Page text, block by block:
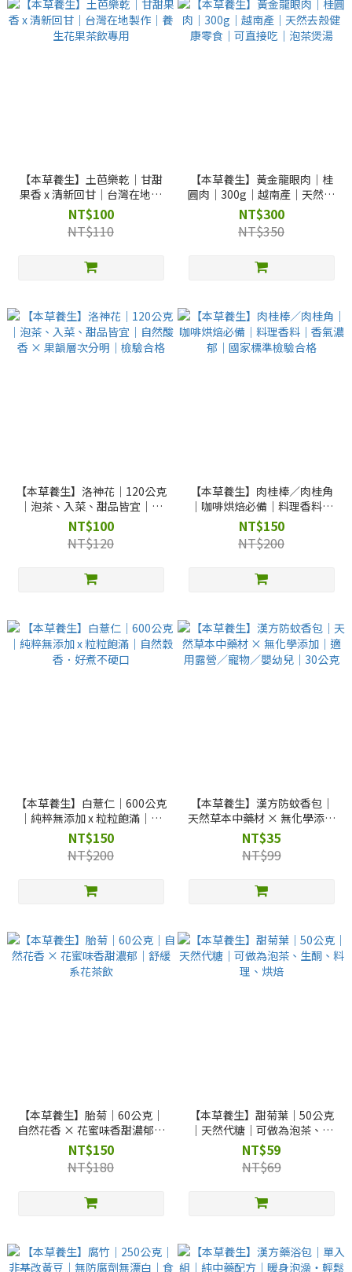
【本草養生】土芭樂乾｜甘甜
果香 x 清新回甘｜台灣在地製
作｜養生花果茶飲專用
NT$100
NT$110
【本草養生】黃金龍眼肉｜桂
圓肉｜300g｜越南產｜天然去
殼健康零食｜可直接吃｜泡茶
煲湯
NT$300
NT$350
【本草養生】洛神花｜120公克
｜泡茶、入菜、甜品皆宜｜自
然酸香 × 果韻層次分明｜檢驗
合格
NT$100
NT$120
【本草養生】肉桂棒／肉桂角
｜咖啡烘焙必備｜料理香料｜
香氣濃郁｜國家標準檢驗合格
NT$150
NT$200
【本草養生】白薏仁｜600公克
｜純粹無添加 x 粒粒飽滿｜自
然穀香．好煮不硬口
NT$150
NT$200
【本草養生】漢方防蚊香包｜
天然草本中藥材 × 無化學添加
｜適用露營／寵物／嬰幼兒｜
30公克
NT$35
NT$99
【本草養生】胎菊｜60公克｜
自然花香 × 花蜜味香甜濃郁｜
舒緩系花茶飲
NT$150
NT$180
【本草養生】甜菊葉｜50公克
｜天然代糖｜可做為泡茶、生
酮、料理、烘焙
NT$59
NT$69